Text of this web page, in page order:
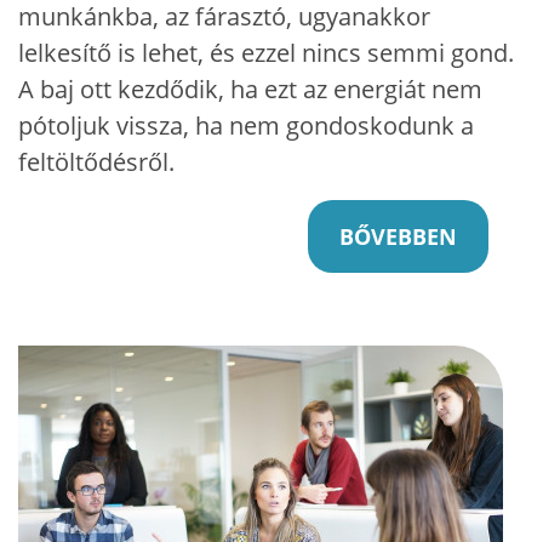
munkánkba, az fárasztó, ugyanakkor
lelkesítő is lehet, és ezzel nincs semmi gond.
A baj ott kezdődik, ha ezt az energiát nem
pótoljuk vissza, ha nem gondoskodunk a
feltöltődésről.
BŐVEBBEN